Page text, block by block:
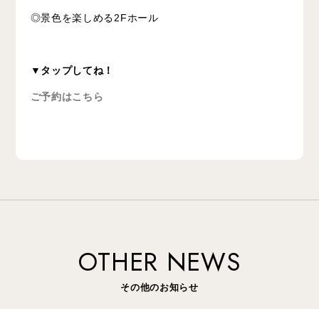
◎景色を楽しめる2Fホール
▼タップしてね！
ご予約はこちら
OTHER NEWS
その他のお知らせ